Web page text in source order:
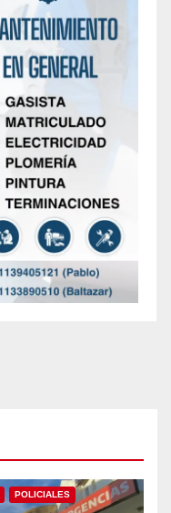
POLICIALES